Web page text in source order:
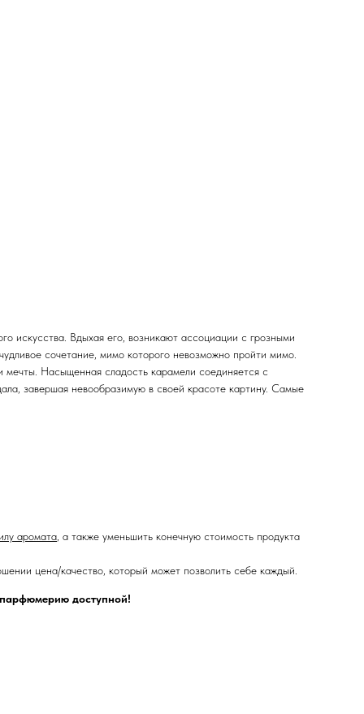
искусства. Вдыхая его, возникают ассоциации с грозными
сочетание, мимо которого невозможно пройти мимо.
Насыщенная сладость карамели соединяется с
завершая невообразимую в своей красоте картину. Самые
аромата , а также уменьшить конечную стоимость продукта
цена/качество, который может позволить себе каждый.
доступной!